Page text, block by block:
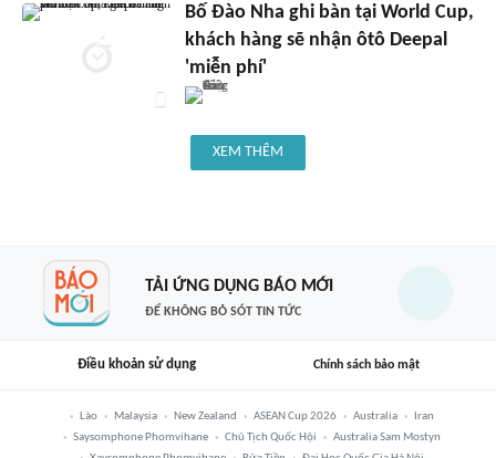
Bố Đào Nha ghi bàn tại World Cup,
khách hàng sẽ nhận ôtô Deepal
'miễn phí'
XEM THÊM
TẢI ỨNG DỤNG BÁO MỚI
ĐỂ KHÔNG BỎ SÓT TIN TỨC
Điều khoản sử dụng Chính sách bảo mật
Lào Malaysia New Zealand ASEAN Cup 2026 Australia
Iran
Saysomphone Phomvihane
Chủ Tịch Quốc Hội
Australia Sam Mostyn